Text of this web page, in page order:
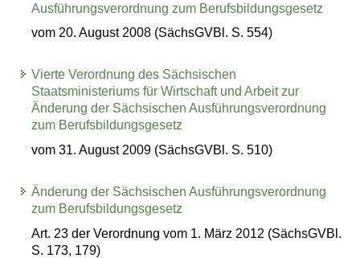
Ausführungsverordnung zum Berufsbildungsgesetz
vom 20. August 2008 (SächsGVBl. S. 554)
Vierte Verordnung des Sächsischen
Staatsministeriums für Wirtschaft und Arbeit zur
Änderung der Sächsischen Ausführungsverordnung
zum Berufsbildungsgesetz
vom 31. August 2009 (SächsGVBl. S. 510)
Änderung der Sächsischen Ausführungsverordnung
zum Berufsbildungsgesetz
Art. 23 der Verordnung vom 1. März 2012 (SächsGVBl.
S. 173, 179)